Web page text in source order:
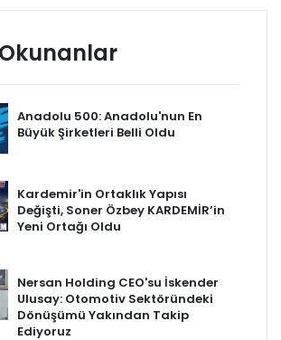
Anadolu 500: Anadolu'nun En
Büyük Şirketleri Belli Oldu
Kardemir'in Ortaklık Yapısı
Değişti, Soner Özbey KARDEMİR’in
Yeni Ortağı Oldu
Nersan Holding CEO'su İskender
Ulusay: Otomotiv Sektöründeki
Dönüşümü Yakından Takip
Ediyoruz